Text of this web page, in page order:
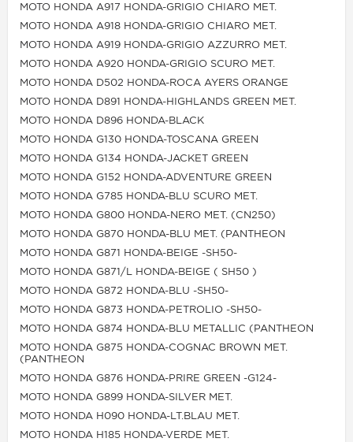
MOTO HONDA A917 HONDA-GRIGIO CHIARO MET.
MOTO HONDA A918 HONDA-GRIGIO CHIARO MET.
MOTO HONDA A919 HONDA-GRIGIO AZZURRO MET.
MOTO HONDA A920 HONDA-GRIGIO SCURO MET.
MOTO HONDA D502 HONDA-ROCA AYERS ORANGE
MOTO HONDA D891 HONDA-HIGHLANDS GREEN MET.
MOTO HONDA D896 HONDA-BLACK
MOTO HONDA G130 HONDA-TOSCANA GREEN
MOTO HONDA G134 HONDA-JACKET GREEN
MOTO HONDA G152 HONDA-ADVENTURE GREEN
MOTO HONDA G785 HONDA-BLU SCURO MET.
MOTO HONDA G800 HONDA-NERO MET. (CN250)
MOTO HONDA G870 HONDA-BLU MET. (PANTHEON
MOTO HONDA G871 HONDA-BEIGE -SH50-
MOTO HONDA G871/L HONDA-BEIGE ( SH50 )
MOTO HONDA G872 HONDA-BLU -SH50-
MOTO HONDA G873 HONDA-PETROLIO -SH50-
MOTO HONDA G874 HONDA-BLU METALLIC (PANTHEON
MOTO HONDA G875 HONDA-COGNAC BROWN MET.
(PANTHEON
MOTO HONDA G876 HONDA-PRIRE GREEN -G124-
MOTO HONDA G899 HONDA-SILVER MET.
MOTO HONDA H090 HONDA-LT.BLAU MET.
MOTO HONDA H185 HONDA-VERDE MET.